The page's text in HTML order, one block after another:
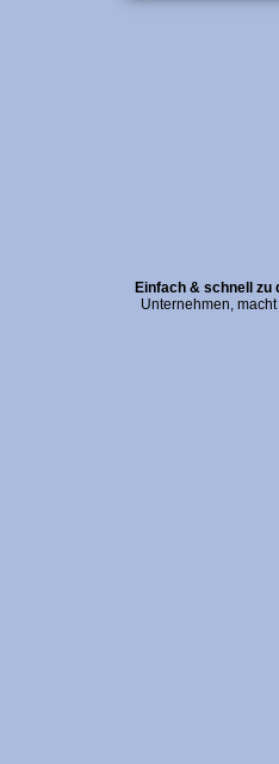
Einfach & schnell zu
Unternehmen,